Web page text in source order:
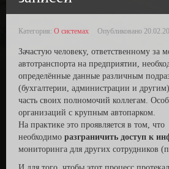
Категория: О системах Опубликовано
Зачастую человеку, ответственному за
автотранспорта на предприятии,
определённые данные различным
(бухгалтерии, администрации и
часть своих полномочий коллегам.
организаций с крупным автопарком.
На практике это проявляется в том, что
необходимо разграничить доступ к
мониторинга для других сотрудников